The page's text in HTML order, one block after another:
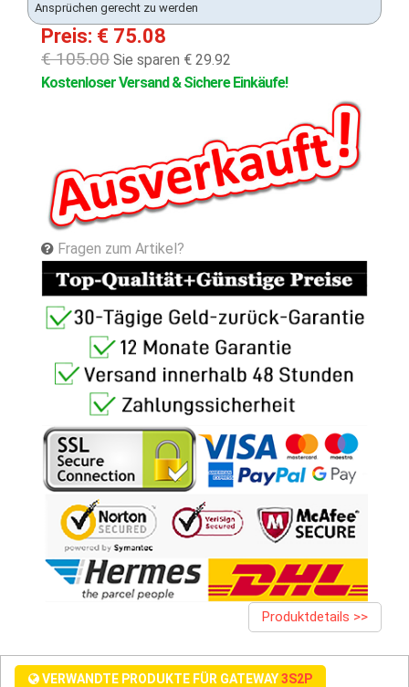
Ansprüchen gerecht zu werden
Preis: € 75.08
€ 105.00 Sie sparen € 29.92
Kostenloser Versand & Sichere Einkäufe!
Fragen zum Artikel?
Produktdetails >>
VERWANDTE PRODUKTE FÜR GATEWAY3S2P